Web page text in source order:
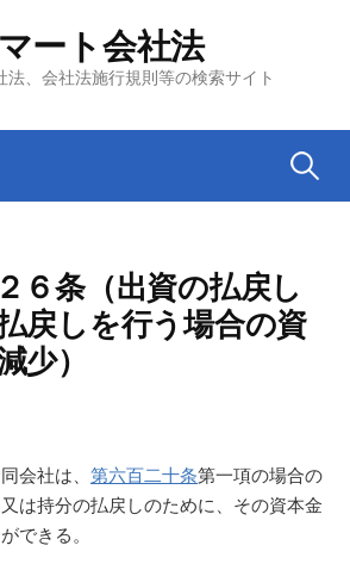
ート会社法
法、会社法施行規則等の検索サイト
検
６条（出資の払戻し
戻しを行う場合の資
少）
会社は、 第六百二十条第一項の場合の
は持分の払戻しのために、その資本金
できる。